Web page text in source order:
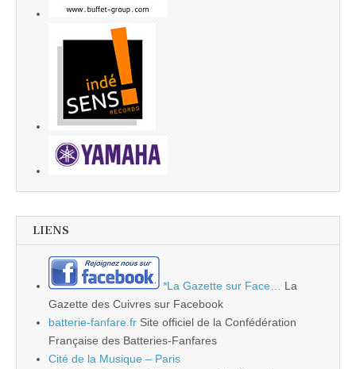
LIENS
*La Gazette sur Face…
La
Gazette des Cuivres sur Facebook
batterie-fanfare.fr Site officiel de la Confédération
Française des Batteries-Fanfares
Cité de la Musique – Paris